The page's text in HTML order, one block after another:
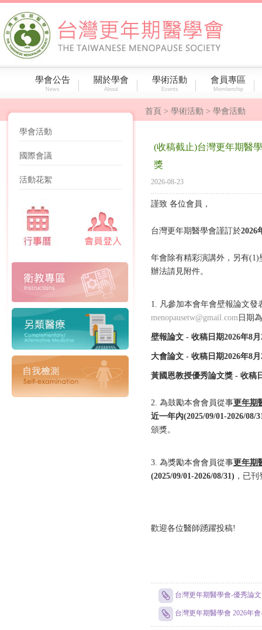
學會公告
News
關於學會
About
學術活動
Events
會員專區
Membership
學會活動
國際會議
活動花絮
首頁 > 學術活動 > 學會活動
(收稿截止)台灣更年期醫
獎
2026-08-23
謹致 各位會員，
台灣更年期醫學會謹訂於2026
年會除有精彩演講外，另有
辦法請見附件。
1. 凡參加本會年會壁報論文
menopausetw@gmail.com日期
壁報論文 - 收稿日期2026年8
大會論文 - 收稿日期2026年8
黃國恩教授優秀論文獎 - 收稿
2. 為鼓勵本會會員從事更年期
近㇐年內(2025/09/01-2026/08/
頒獎。
3. 為獎勵本會會員從事更年期
(2025/09/01-2026/08/31) ，已
歡迎各位醫師踴躍投稿!
台灣更年期醫學會-優秀論
台灣更年期醫學會 2026年